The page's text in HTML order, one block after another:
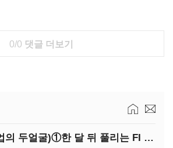
0/0 댓글 더보기
[IB토마토](락업의 두얼굴)①한 달 뒤 풀리는 FI 물량…새내기주 오버행 경계